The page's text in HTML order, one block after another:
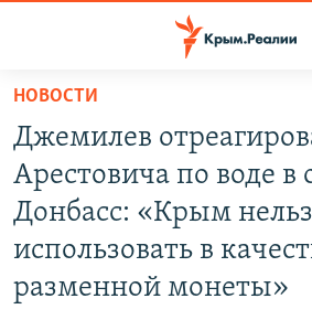
Вернуться
основному
содержанию
Вернутся
главной
навигации
Вернутся
СПЕЦПРОЕКТЫ
ГРУЗ 200
11 ЛЕТ ОККУПАЦИИ КРЫМА. 11 ИСТОРИЙ
ВОДА
ЕЩЕ
НОВОСТИ
Джемилев
Арестовича по воде в
Донбасс: «Крым
использовать в
разменной монеты»